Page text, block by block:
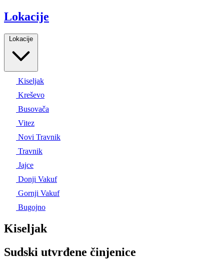
Lokacije
Lokacije
Kiseljak
Kreševo
Busovača
Vitez
Novi Travnik
Travnik
Jajce
Donji Vakuf
Gornji Vakuf
Bugojno
Kiseljak
Sudski utvrđene činjenice